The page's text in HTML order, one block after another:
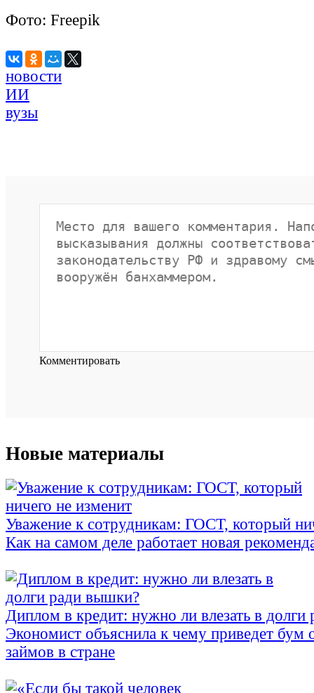
Фото: Freepik
новости
ИИ
вузы
Комментировать
Новые материалы
Уважение к сотрудникам: ГОСТ, который
Как на самом деле работает новая
Диплом в кредит: нужно ли влезать в
Экономист объяснила к чему приведет бум
займов в стране